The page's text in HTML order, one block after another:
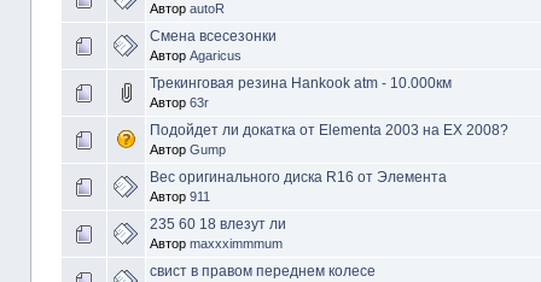
Автор autoR
Смена всесезонки
Автор Agaricus
Трекинговая резина Hankook atm - 10.000км
Автор 63r
Подойдет ли докатка от Elementa 2003 на EX 2008?
Автор Gump
Вес оригинального диска R16 от Элемента
Автор 911
235 60 18 влезут ли
Автор maxxximmmum
свист в правом переднем колесе